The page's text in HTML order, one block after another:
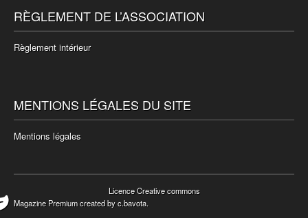
RÈGLEMENT DE L’ASSOCIATION
Règlement intérieur
MENTIONS LÉGALES DU SITE
Mentions légales
Licence Creative commons
Magazine Premiumcreated byc.bavota.